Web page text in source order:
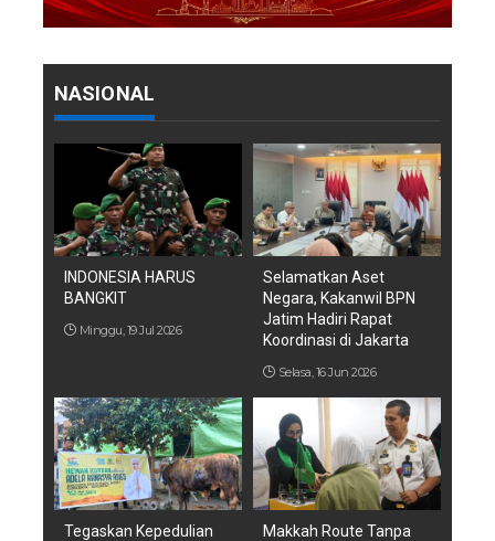
NASIONAL
INDONESIA HARUS
BANGKIT
Minggu, 19 Jul 2026
Selamatkan Aset
Negara, Kakanwil BPN
Jatim Hadiri Rapat
Koordinasi di Jakarta
Selasa, 16 Jun 2026
Tegaskan Kepedulian
Makkah Route Tanpa